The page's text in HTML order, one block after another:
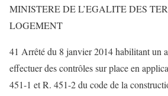
MINISTERE DE L’EGALITE DES
LOGEMENT
41 Arrêté du 8 janvier 2014 habilitant un
effectuer des contrôles sur place en
451-1 et R. 451-2 du code de la